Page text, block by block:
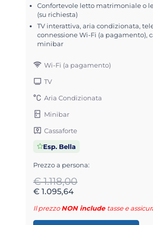
Confortevole letto matrimoniale o
(su richiesta)
TV interattiva, aria condizionata,
connessione Wi-Fi (a pagamento),
minibar
Wi-Fi (a pagamento)
TV
Aria Condizionata
Minibar
Cassaforte
Esp. Bella
Prezzo a persona:
€ 1.118,00
€ 1.095,64
Il prezzoNON include tasse e